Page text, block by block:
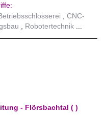
CNC-
Robotertechnik
- Flörsbachtal ( )